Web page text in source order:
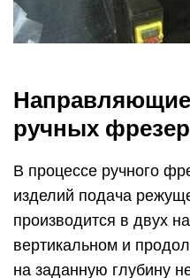
ручных
В процессе ручного
изделий подача
производится в двух
вертикальном и
на заданную глубину